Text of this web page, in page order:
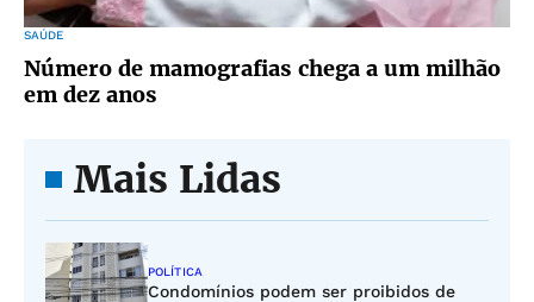
SAÚDE
Número de mamografias chega a um milhão
em dez anos
Mais Lidas
POLÍTICA
Condomínios podem ser proibidos de